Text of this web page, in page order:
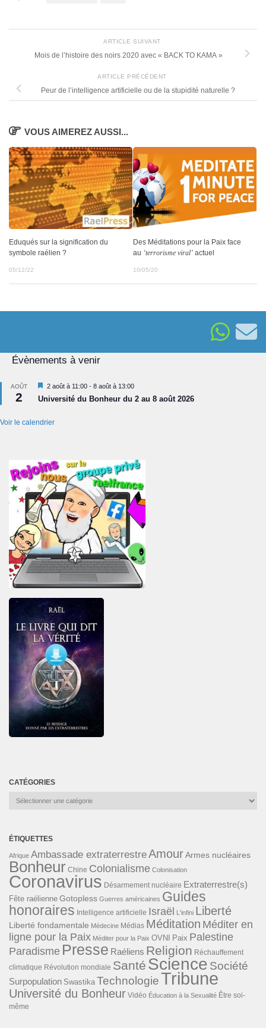
ARTICLE SUIVANT
Mois de l’histoire des noirs 2020 avec « BACK TO KAMA »
ARTICLE PRÉCÉDENT
Peur de l’intelligence artificielle ou de la stupidité naturelle ?
VOUS AIMEREZ AUSSI...
Eduqués sur la signification du
symbole raélien ?
05/12/22
Des Méditations pour la Paix face
au ‘terrorisme viral’ actuel
10/05/20
Évènements à venir
AOÛT
2
Mis
en
avant
2 août à 11:00 - 8 août à 13:00
Université du Bonheur du 2 au 8 août 2026
Voir le calendrier
CATÉGORIES
Catégories
ÉTIQUETTES
Afrique Ambassade extraterrestreAmourArmes nucléaires
Bonheur Chine Colonialisme Colonisation
Coronavirus Désarmement nucléaire Extraterrestre(s)
Fête raélienne Gotopless Guerres américaines Guides
honoraires Intelligence artificielle Israël L'infini Liberté
Liberté fondamentale Médecine Médias Méditation Méditer en
ligne pour la Paix Méditer pour la Paix OVNI Paix Palestine
Paradisme Presse Raéliens Religion Réchauffement
climatique Révolution mondiale Santé Science Société
Surpopulation Swastika TechnologieTribune
Université du Bonheur Vidéo Éducation à la Sexualité Être soi-
même